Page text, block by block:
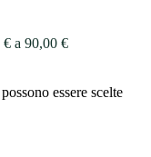
€ a 90,00 €
essere scelte